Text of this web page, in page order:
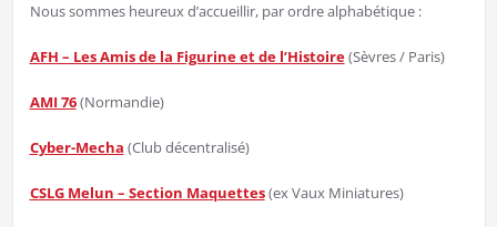
Nous sommes heureux d’accueillir, par ordre alphabétique :
AFH – Les Amis de la Figurine et de l’Histoire(Sèvres / Paris)
AMI 76(Normandie)
Cyber-Mecha (Club décentralisé)
CSLG Melun – Section Maquettes(ex Vaux Miniatures)